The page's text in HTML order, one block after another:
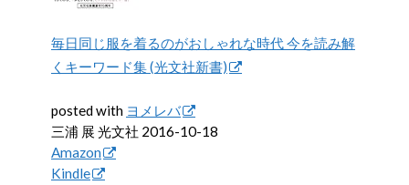
毎日同じ服を着るのがおしゃれな時代 今を読み解
くキーワード集 (光文社新書)
posted with ヨメレバ
三浦 展 光文社 2016-10-18
Amazon
Kindle